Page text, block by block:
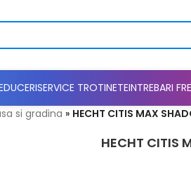
SERVICE TROTINETEINTREBARI
si gradina » HECHT CITIS MAX
HECHT CITIS